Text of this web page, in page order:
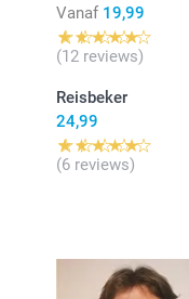
Vanaf 19,99
(12 reviews)
Reisbeker
24,99
(6 reviews)